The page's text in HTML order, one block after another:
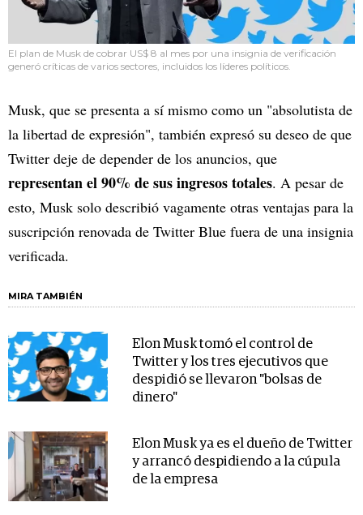
El plan de Musk de cobrar US$ 8 al mes por una insignia de verificación
generó críticas de varios sectores, incluidos los líderes políticos.
Musk, que se presenta a sí mismo como un "absolutista de
la libertad de expresión", también expresó su deseo de que
Twitter deje de depender de los anuncios, que
representan el 90% de sus ingresos totales. A pesar de
esto, Musk solo describió vagamente otras ventajas para la
suscripción renovada de Twitter Blue fuera de una insignia
verificada.
MIRA TAMBIÉN
Elon Musk tomó el control de
Twitter y los tres ejecutivos que
despidió se llevaron "bolsas de
dinero"
Elon Musk ya es el dueño de Twitter
y arrancó despidiendo a la cúpula
de la empresa